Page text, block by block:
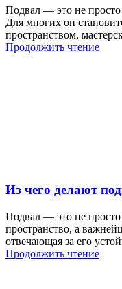
Подвал — это не
Для многих он
пространством,
Продолжить чтение
Из чего делают
Подвал — это не
пространство, а
отвечающая за его
Продолжить чтение